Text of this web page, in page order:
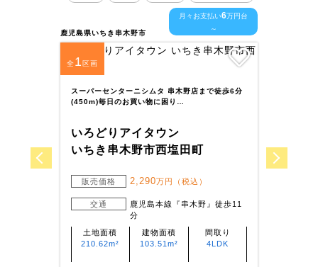
鹿児島県いちき串木野市
月々お支払い6万円台
～
全1区画
スーパーセンターニシムタ 串木野店まで徒歩6分
(450m)毎日のお買い物に困り…
いろどりアイタウン
いちき串木野市西塩田町
販売価格 2,290万円（税込）
交通
鹿児島本線『串木野』徒歩11
分
土地面積
210.62m²
建物面積
103.51m²
間取り
4LDK